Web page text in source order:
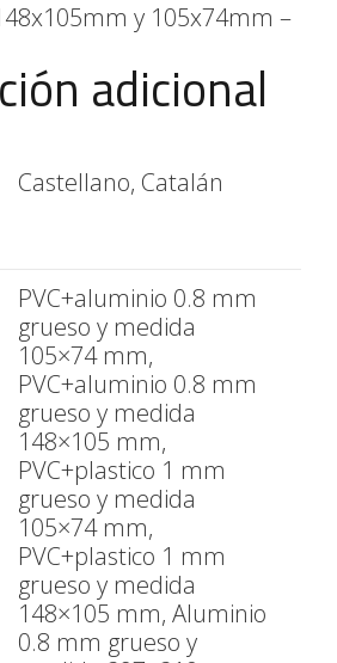
y 105x74mm –
adicional
Castellano, Catalán
PVC+aluminio 0.8 mm
grueso y medida
105×74 mm,
PVC+aluminio 0.8 mm
grueso y medida
148×105 mm,
PVC+plastico 1 mm
grueso y medida
105×74 mm,
PVC+plastico 1 mm
grueso y medida
148×105 mm, Aluminio
0.8 mm grueso y